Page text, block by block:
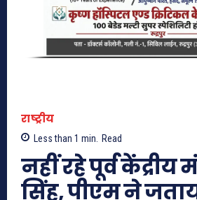
राष्ट्रीय
Less than 1 min. Read
नहीं रहे पूर्व केंद्रीय
सिंह, पीएम ने